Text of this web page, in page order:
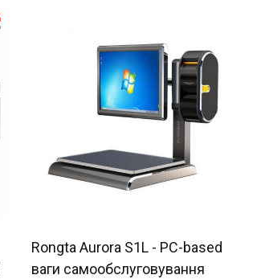
Rongta Aurora S1L - PC-based
ваги самообслуговування